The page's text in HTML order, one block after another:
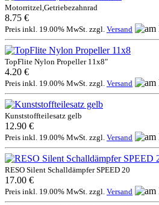
Motorritzel,Getriebezahnrad
8.75 €
Preis inkl. 19.00% MwSt. zzgl. Versand
TopFlite Nylon Propeller 11x8"
4.20 €
Preis inkl. 19.00% MwSt. zzgl. Versand
Kunststoffteilesatz gelb
12.90 €
Preis inkl. 19.00% MwSt. zzgl. Versand
RESO Silent Schalldämpfer SPEED 20
17.00 €
Preis inkl. 19.00% MwSt. zzgl. Versand